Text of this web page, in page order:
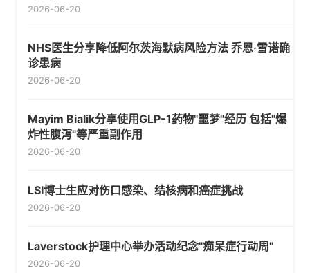
2026-06-20
NHS医生分享降低阿尔茨海默病风险方法 乔恩·雪诺确
诊患病
2026-06-20
Mayim Bialik分享使用GLP-1药物"噩梦"经历 包括"爆
炸性腹泻"等严重副作用
2026-06-20
LSI博士生应对伤口感染、结核病和癌症挑战
2026-06-20
Laverstock护理中心举办活动纪念"痴呆症行动周"
2026-06-20